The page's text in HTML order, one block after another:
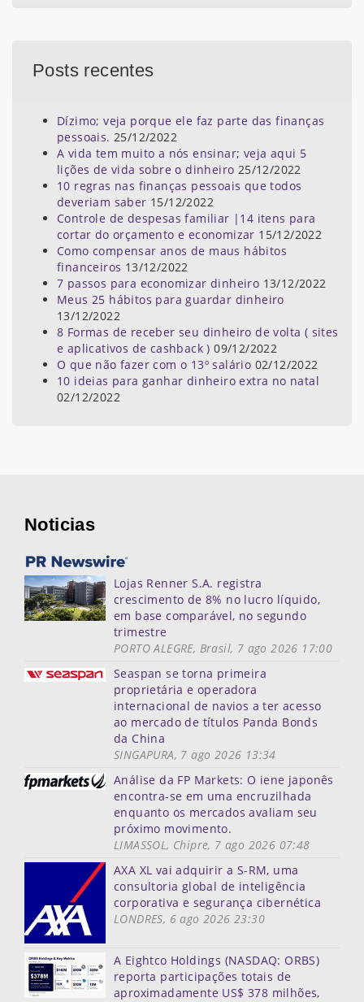
Posts recentes
Dízimo; veja porque ele faz parte das finanças
pessoais. 25/12/2022
A vida tem muito a nós ensinar; veja aqui 5
lições de vida sobre o dinheiro 25/12/2022
10 regras nas finanças pessoais que todos
deveriam saber 15/12/2022
Controle de despesas familiar |14 itens para
cortar do orçamento e economizar 15/12/2022
Como compensar anos de maus hábitos
financeiros 13/12/2022
7 passos para economizar dinheiro 13/12/2022
Meus 25 hábitos para guardar dinheiro
13/12/2022
8 Formas de receber seu dinheiro de volta ( sites
e aplicativos de cashback ) 09/12/2022
O que não fazer com o 13º salário 02/12/2022
10 ideias para ganhar dinheiro extra no natal
02/12/2022
Noticias
Lojas Renner S.A. registra
crescimento de 8% no lucro líquido,
em base comparável, no segundo
trimestre
PORTO ALEGRE, Brasil, 7 ago 2026 17:00
Seaspan se torna primeira
proprietária e operadora
internacional de navios a ter acesso
ao mercado de títulos Panda Bonds
da China
SINGAPURA, 7 ago 2026 13:34
Análise da FP Markets: O iene japonês
encontra-se em uma encruzilhada
enquanto os mercados avaliam seu
próximo movimento.
LIMASSOL, Chipre, 7 ago 2026 07:48
AXA XL vai adquirir a S-RM, uma
consultoria global de inteligência
corporativa e segurança cibernética
LONDRES, 6 ago 2026 23:30
A Eightco Holdings (NASDAQ: ORBS)
reporta participações totais de
aproximadamente US$ 378 milhões,